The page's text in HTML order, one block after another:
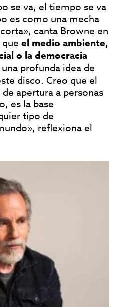
se va, el tiempo se va
es como una mecha
canta Browne en
el medio ambiente,
o la democracia
una profunda idea de
disco. Creo que el
apertura a personas
es la base
tipo de
reflexiona el